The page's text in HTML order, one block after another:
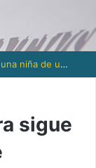
Camioneta mata a tres personas, incluida una niña de un año y medio, en Los Ríos
sigue